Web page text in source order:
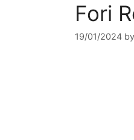
Fori
19/01/2024 by